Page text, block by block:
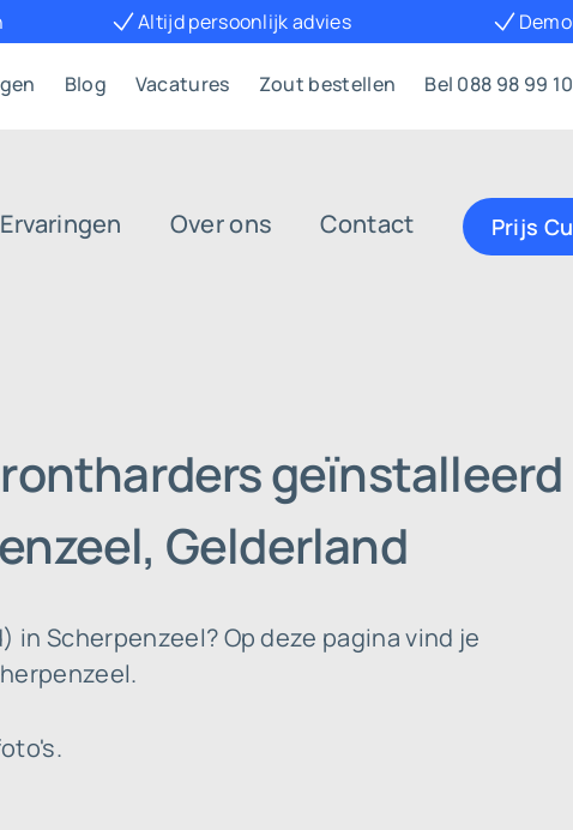
Altijd persoonlijk advies
Blog Vacatures Zout bestellen Bel 088 98 99
Ervaringen Over ons Contact Prijs
geïnstalleerd
Gelderland
Scherpenzeel? Op deze pagina vind je